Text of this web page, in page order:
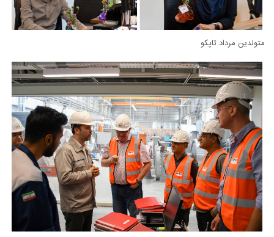
متولدین مرداد تاپکو